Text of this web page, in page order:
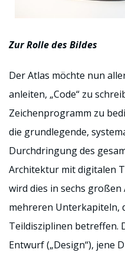
Zur Rolle des Bildes
Der Atlas möchte nun
anleiten, „Code“ zu
Zeichenprogramm zu
die grundlegende,
Durchdringung des
Architektur mit digitalen
wird dies in sechs
mehreren Unterkapiteln,
Teildisziplinen betreffen.
Entwurf („Design“), jene